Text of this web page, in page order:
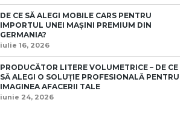
DE CE SĂ ALEGI MOBILE CARS PENTRU
IMPORTUL UNEI MAȘINI PREMIUM DIN
GERMANIA?
iulie 16, 2026
PRODUCĂTOR LITERE VOLUMETRICE – DE CE
SĂ ALEGI O SOLUȚIE PROFESIONALĂ PENTRU
IMAGINEA AFACERII TALE
iunie 24, 2026